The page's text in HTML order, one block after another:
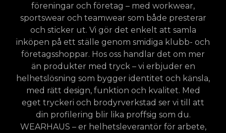
föreningar och företag – med workwear,
sportswear och teamwear som både presterar
och sticker ut. Vi gör det enkelt att samla
inköpen på ett ställe genom smidiga klubb- och
företagsshoppar. Hos oss handlar det om mer
än produkter med tryck – vi erbjuder en
helhetslösning som bygger identitet och känsla,
med rätt design, funktion och kvalitet. Med
eget tryckeri och brodyrverkstad ser vi till att
din profilering blir lika proffsig som du.
WEARHAUS – er helhetsleverantör för arbete,